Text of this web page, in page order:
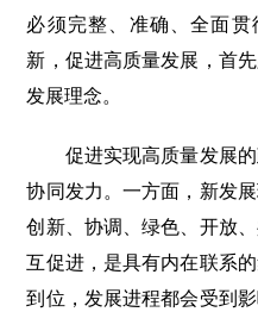
必须完整、准确、全面贯
新，促进高质量发展，首
发展理念。
促进实现高质量发展的
协同发力。一方面，新发
创新、协调、绿色、开放
互促进，是具有内在联系
到位，发展进程都会受到